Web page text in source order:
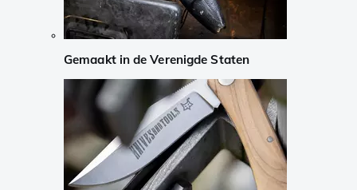
Gemaakt in de Verenigde Staten